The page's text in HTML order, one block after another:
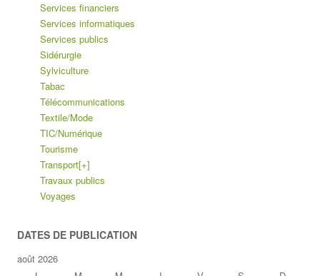
Services financiers
Services informatiques
Services publics
Sidérurgie
Sylviculture
Tabac
Télécommunications
Textile/Mode
TIC/Numérique
Tourisme
Transport[+]
Travaux publics
Voyages
DATES DE PUBLICATION
août 2026